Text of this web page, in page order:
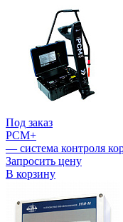
Под заказ
PCM+
— система контроля
Запросить цену
В корзину